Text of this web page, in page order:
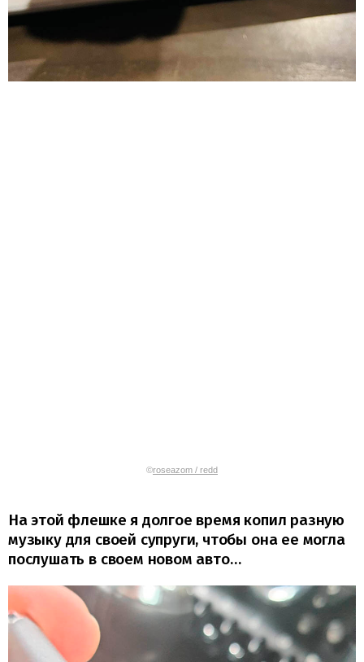
©roseazom / redd
На этой флешке я долгое время копил разную
музыку для своей супруги, чтобы она ее могла
послушать в своем новом авто…